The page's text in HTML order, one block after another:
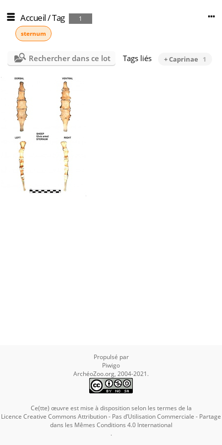
Accueil/Tag
1
sternum
Rechercher dans ce lot Tags liés + Caprinae 1
Propulsé par
Piwigo
ArchéoZoo.org, 2004-2021.
Ce(tte) œuvre est mise à disposition selon les termes de la
Licence Creative Commons Attribution - Pas d’Utilisation Commerciale - Partage
dans les Mêmes Conditions 4.0 International
.